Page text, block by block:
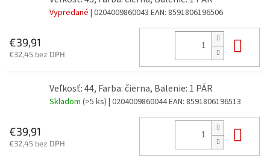
Vypredané | 0204009860043 EAN: 8591806196506
€39,91
€32,45 bez DPH
Veľkosť: 44, Farba: čierna, Balenie: 1 PÁR
Skladom (>5 ks) | 0204009860044EAN: 8591806196513
€39,91
€32,45 bez DPH